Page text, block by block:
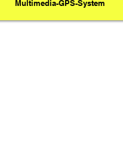
Multimedia-GPS-System